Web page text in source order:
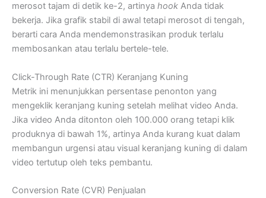
merosot tajam di detik ke-2, artinya hook Anda tidak
bekerja. Jika grafik stabil di awal tetapi merosot di tengah,
berarti cara Anda mendemonstrasikan produk terlalu
membosankan atau terlalu bertele-tele.
Click-Through Rate (CTR) Keranjang Kuning
Metrik ini menunjukkan persentase penonton yang
mengeklik keranjang kuning setelah melihat video Anda.
Jika video Anda ditonton oleh 100.000 orang tetapi klik
produknya di bawah 1%, artinya Anda kurang kuat dalam
membangun urgensi atau visual keranjang kuning di dalam
video tertutup oleh teks pembantu.
Conversion Rate (CVR) Penjualan